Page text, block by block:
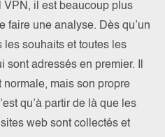
VPN, il est beaucoup plus
faire une analyse. Dès qu’un
souhaits et toutes les
sont adressés en premier. Il
mais son propre
qu’à partir de là que les
web sont collectés et